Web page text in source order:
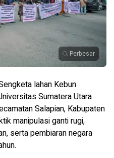
Perbesar
lahan Kebun
Sumatera Utara
Salapian, Kabupaten
manipulasi ganti rugi,
serta pembiaran negara